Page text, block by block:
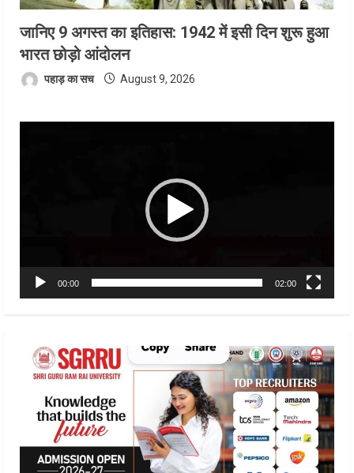
जानिए 9 अगस्त का इतिहास: 1942 में इसी दिन शुरू हुआ
भारत छोड़ो आंदोलन
पहाड़ का सच August 9, 2026
00:00 02:00